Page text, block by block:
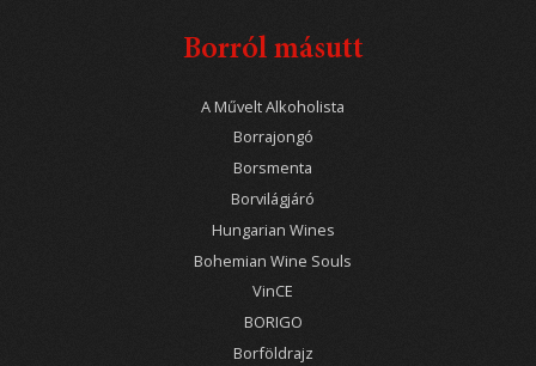
Borról másutt
A Művelt Alkoholista
Borrajongó
Borsmenta
Borvilágjáró
Hungarian Wines
Bohemian Wine Souls
VinCE
BORIGO
Borföldrajz